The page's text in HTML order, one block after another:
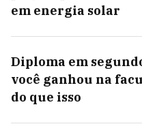
em energia solar
Diploma em
você ganhou na
do que isso